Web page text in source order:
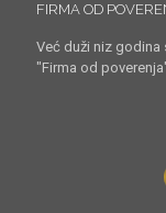
FIRMA OD
Već duži niz
"Firma od